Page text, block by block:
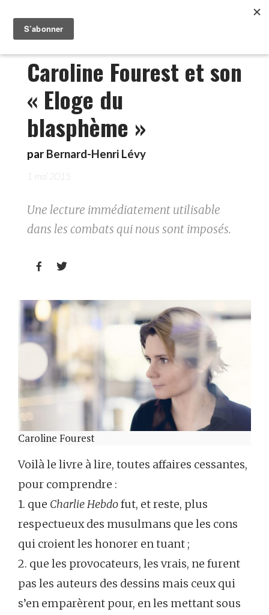
Caroline Fourest et son
« Eloge du
blasphème »
par Bernard-Henri Lévy
1 mai 2015
Une lecture immédiatement utilisable
dans les combats qui nous sont imposés.
 
Caroline Fourest
Voilà le livre à lire, toutes affaires cessantes,
pour comprendre :
1. que Charlie Hebdofut, et reste, plus
respectueux des musulmans que les cons
qui croient les honorer en tuant ;
2. que les provocateurs, les vrais, ne furent
pas les auteurs des dessins mais ceux qui
s’en emparèrent pour, en les mettant sous